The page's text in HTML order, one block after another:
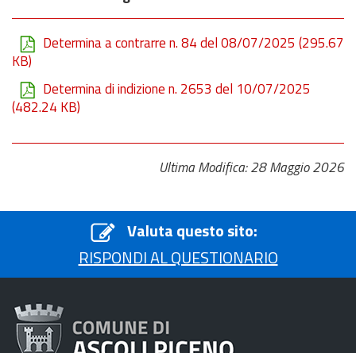
Determina a contrarre n. 84 del 08/07/2025 (295.67
KB)
Determina di indizione n. 2653 del 10/07/2025
(482.24 KB)
Ultima Modifica: 28 Maggio 2026
Valuta questo sito:
RISPONDI AL QUESTIONARIO